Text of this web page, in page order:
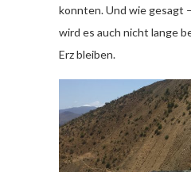
konnten. Und wie gesagt
wird es auch nicht lange
Erz bleiben.